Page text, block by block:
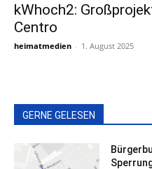
kWhoch2:
Centro
heimatmedien - 1. August 2025
GERNE GELESEN